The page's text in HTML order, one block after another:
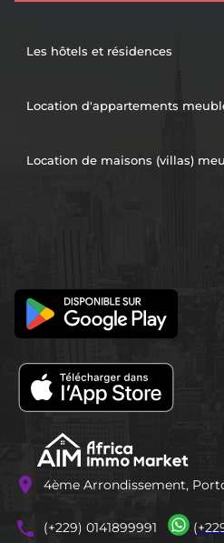
Les hôtels et résidences
Location d'appartements
Location de maisons (villas)
location_on 4ème Arrondissement,
phones(+229) 0141899991